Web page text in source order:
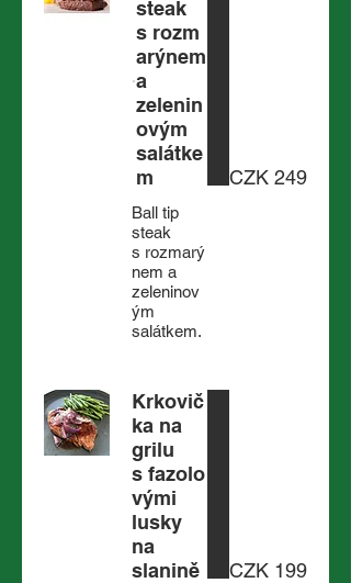
steak
s rozm
arýnem
a
zelenin
ovým
salátke
m
Ball tip
steak
s rozmarý
nem a
zeleninov
ým
salátkem.
CZK 249
Krkovič
ka na
grilu
s fazolo
vými
lusky
na
slanině
CZK 199